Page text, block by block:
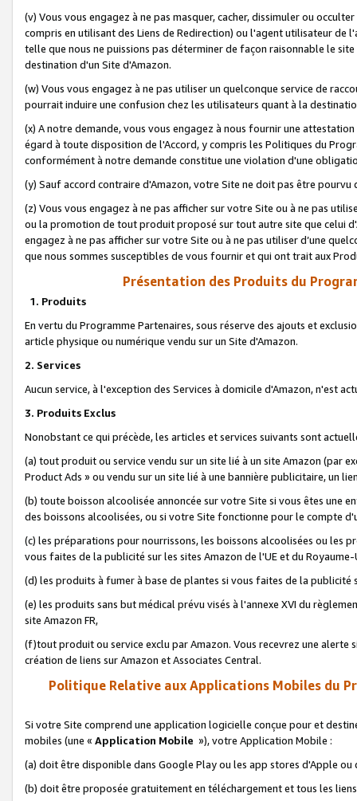
(v) Vous vous engagez à ne pas masquer, cacher, dissimuler ou
compris en utilisant des Liens de Redirection) ou l'agent utilisateur
telle que nous ne puissions pas déterminer de façon raisonnable le
destination d'un Site d'Amazon.
(w) Vous vous engagez à ne pas utiliser un quelconque service de
pourrait induire une confusion chez les utilisateurs quant à la
(x) A notre demande, vous vous engagez à nous fournir une
égard à toute disposition de l'Accord, y compris les Politiques du
conformément à notre demande constitue une violation d'une
(y) Sauf accord contraire d'Amazon, votre Site ne doit pas être
(z) Vous vous engagez à ne pas afficher sur votre Site ou à ne pas
ou la promotion de tout produit proposé sur tout autre site que celui
engagez à ne pas afficher sur votre Site ou à ne pas utiliser d’une
que nous sommes susceptibles de vous fournir et qui ont trait aux
Présentation des Produits du
1. Produits
En vertu du Programme Partenaires, sous réserve des ajouts et
article physique ou numérique vendu sur un Site d'Amazon.
2. Services
Aucun service, à l'exception des Services à domicile d'Amazon, n'est
3. Produits Exclus
Nonobstant ce qui précède, les articles et services suivants sont
(a) tout produit ou service vendu sur un site lié à un site Amazon (par
Product Ads » ou vendu sur un site lié à une bannière publicitaire, un
(b) toute boisson alcoolisée annoncée sur votre Site si vous êtes une
des boissons alcoolisées, ou si votre Site fonctionne pour le compte
(c) les préparations pour nourrissons, les boissons alcoolisées ou les
vous faites de la publicité sur les sites Amazon de l'UE et du Royaume-
(d) les produits à fumer à base de plantes si vous faites de la publicité
(e) les produits sans but médical prévu visés à l'annexe XVI du
site Amazon FR,
(f)tout produit ou service exclu par Amazon. Vous recevrez une alerte
création de liens sur Amazon et Associates Central.
Politique Relative aux Applications Mobiles du
Si votre Site comprend une application logicielle conçue pour et
mobiles (une « Application Mobile »), votre Application Mobile :
(a) doit être disponible dans Google Play ou les app stores d'Apple ou
(b) doit être proposée gratuitement en téléchargement et tous les